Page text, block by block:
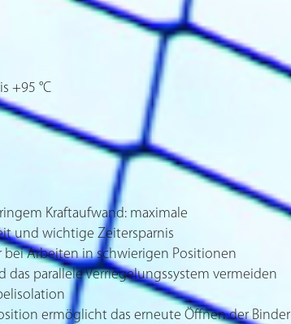
+95 °C
Kraftaufwand: maximale
und wichtige Zeitersparnis
bei Arbeiten in schwierigen Positionen
das parallele Verriegelungssystem vermeiden
ermöglicht das erneute Öffnen der Binder